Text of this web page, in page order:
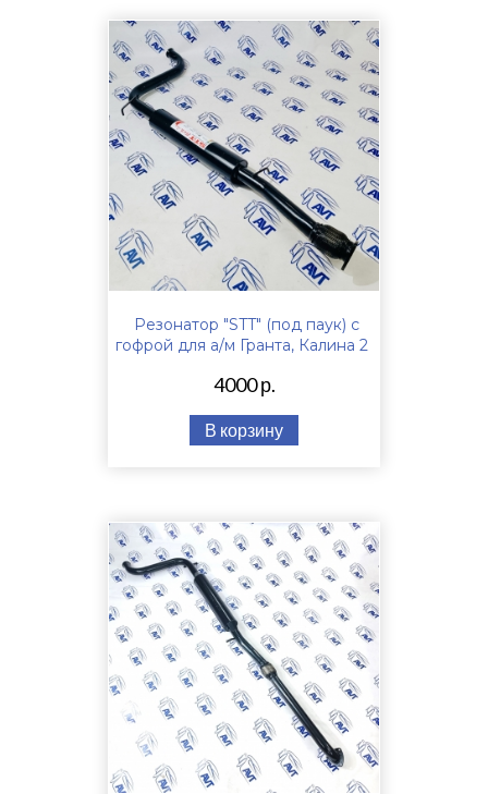
Резонатор "STT" (под паук) с
гофрой для а/м Гранта, Калина 2
4000 р.
В корзину